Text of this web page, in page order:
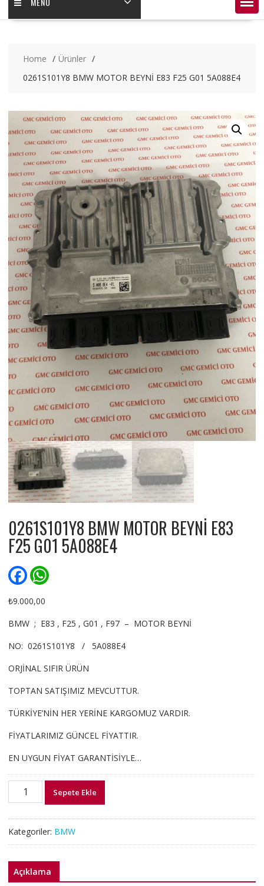
Home
Ürünler
0261S101Y8 BMW MOTOR BEYNİ E83 F25 G01 5A088E4
0261S101Y8 BMW MOTOR BEYNİ E83
F25 G01 5A088E4
F
a
e
o
W
h
p
₺9.000,00
BMW ; E83 , F25 , G01 , F97 – MOTOR BEYNİ
NO: 0261S101Y8 / 5A088E4
ORJİNAL SIFIR ÜRÜN
TOPTAN SATIŞIMIZ MEVCUTTUR.
TÜRKİYE’NİN HER YERİNE KARGOMUZ VARDIR.
FİYATLARIMIZ GÜNCEL FİYATTIR.
EN UYGUN FİYAT GARANTİSİYLE…
0261S101Y8
E83
G01
5A088E4
Sepete Ekle
Kategoriler: BMW
Açıklama